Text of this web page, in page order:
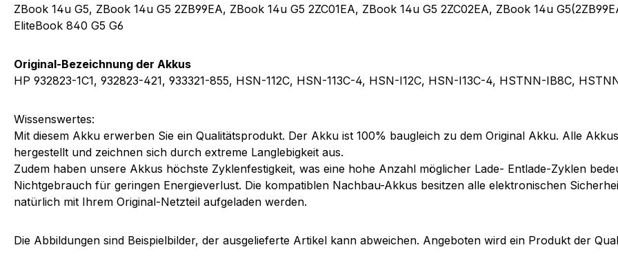
ZBook 14u G5, ZBook 14u G5 2ZB99EA, ZBook 14u G5 2ZC01EA, ZBook 14u G5 2ZC02EA, ZBook 14u
EliteBook 840 G5 G6
Original-Bezeichnung der Akkus
HP 932823-1C1, 932823-421, 933321-855, HSN-112C, HSN-113C-4, HSN-I12C, HSN-I13C-4, HSTNN-IB8C,
Wissenswertes:
Mit diesem Akku erwerben Sie ein Qualitätsprodukt. Der Akku ist 100% baugleich zu dem Original Akku. Alle
hergestellt und zeichnen sich durch extreme Langlebigkeit aus.
Zudem haben unsere Akkus höchste Zyklenfestigkeit, was eine hohe Anzahl möglicher Lade- Entlade-Zyklen
Nichtgebrauch für geringen Energieverlust. Die kompatiblen Nachbau-Akkus besitzen alle elektronischen
natürlich mit Ihrem Original-Netzteil aufgeladen werden.
Die Abbildungen sind Beispielbilder, der ausgelieferte Artikel kann abweichen. Angeboten wird ein Produkt der